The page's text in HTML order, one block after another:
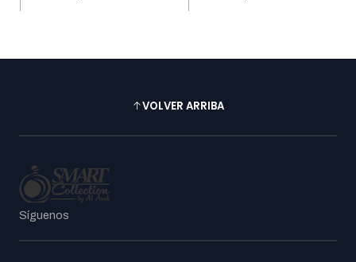
VOLVER ARRIBA
Síguenos